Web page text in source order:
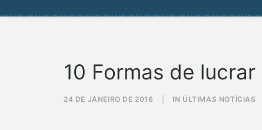
10 Formas de
24 DE JANEIRO DE 2016 IN ÚLTIMAS NOTÍCIAS